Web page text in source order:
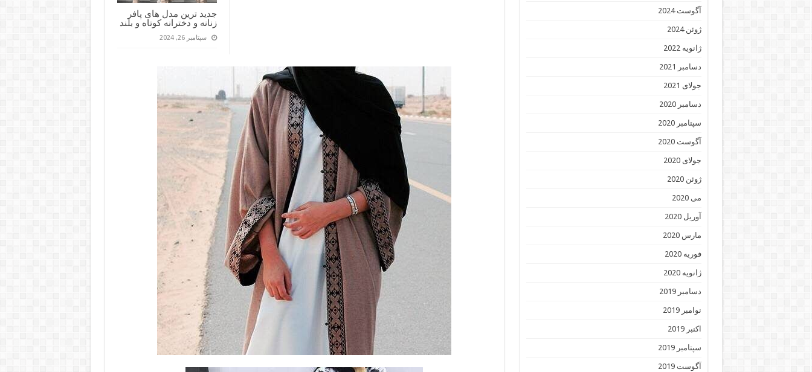
جدید ترین مدل های پافر
زنانه و دخترانه کوتاه و بلند
سپتامبر 26, 2024
آگوست 2024
ژوئن 2024
ژانویه 2022
دسامبر 2021
جولای 2021
دسامبر 2020
سپتامبر 2020
آگوست 2020
جولای 2020
ژوئن 2020
می 2020
آوریل 2020
مارس 2020
فوریه 2020
ژانویه 2020
دسامبر 2019
نوامبر 2019
اکتبر 2019
سپتامبر 2019
آگوست 2019